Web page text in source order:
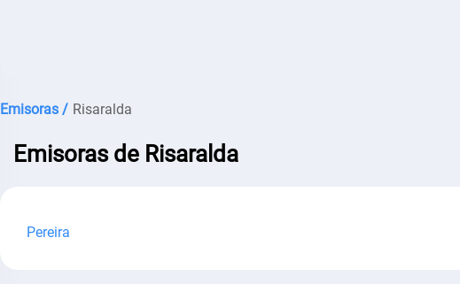
Emisoras / Risaralda
Emisoras de Risaralda
Pereira